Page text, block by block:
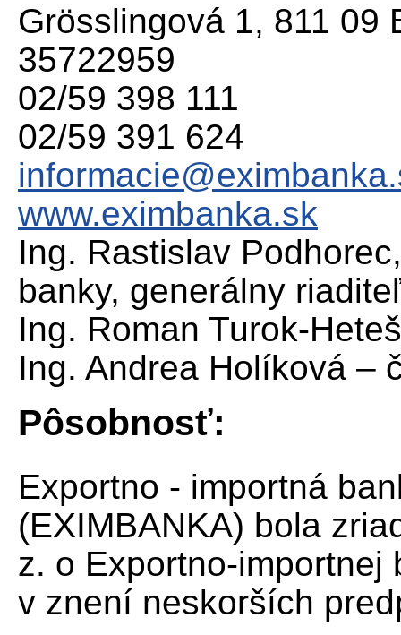
Grösslingová 1, 811 09
35722959
02/59 398 111
02/59 391 624
www.eximbanka.sk
Ing. Rastislav
banky, generálny riaditeľ
Ing. Roman Turok-
Ing. Andrea Holíková –
Pôsobnosť:
Exportno - importná
(EXIMBANKA) bola
z. o Exportno-importnej
v znení neskorších